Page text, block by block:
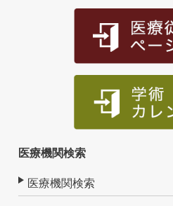
医療機関検索
医療機関検索